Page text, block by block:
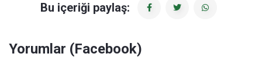
Bu içeriği paylaş:
Yorumlar (Facebook)